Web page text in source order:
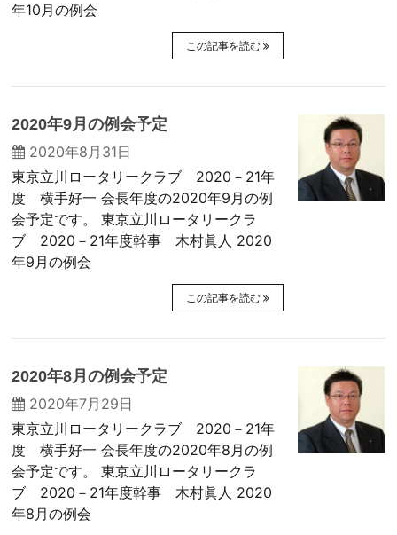
年10月の例会
この記事を読む
2020年9月の例会予定
2020年8月31日
東京立川ロータリークラブ 2020－21年
度 横手好一 会長年度の2020年9月の例
会予定です。 東京立川ロータリークラ
ブ 2020－21年度幹事 木村眞人 2020
年9月の例会
この記事を読む
2020年8月の例会予定
2020年7月29日
東京立川ロータリークラブ 2020－21年
度 横手好一 会長年度の2020年8月の例
会予定です。 東京立川ロータリークラ
ブ 2020－21年度幹事 木村眞人 2020
年8月の例会